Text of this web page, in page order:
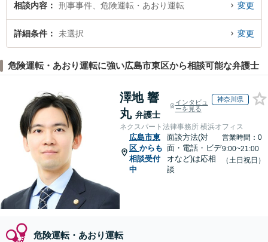
転のトラブルを今すぐに弁護士に相談したい』『危険運転・あおり運転のトラ
ブル解決の実績豊富な近くの弁護士を検索したい』『初回相談無料で危険運
転・あおり運転を法律相談できる広島市東区内の弁護士に相談予約したい』な
相談内容 刑事事件、危険運転・あおり運転 変更
詳細条件 未選択 変更
危険運転・あおり運転に強い広島市東区から相談可能な弁護士
澤地 響
丸 弁護士
インタビュ
ーを見る
神奈川県
ネクスパート法律事務所 横浜オフィス
広島市東
区 からも
相談受付
中
面談方法(対
面・電話・ビデ
オなど)は応相
談
営業時間：0
9:00~21:00
（土日祝日）
危険運転・あおり運転